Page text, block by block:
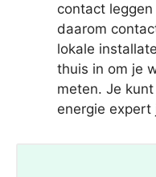
contact
daarom
lokale
thuis in om je
meten. Je
energie